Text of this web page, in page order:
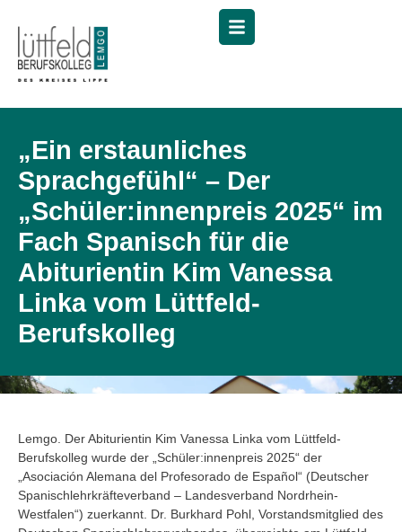
Menü
„Ein erstaunliches
Sprachgefühl“ – Der
„Schüler:innenpreis 2025“ im
Fach Spanisch für die
Abiturientin Kim Vanessa
Linka vom Lüttfeld-
Berufskolleg
Lemgo. Der Abiturientin Kim Vanessa Linka vom Lüttfeld-
Berufskolleg wurde der „Schüler:innenpreis 2025“ der
„Asociación Alemana del Profesorado de Español“ (Deutscher
Spanischlehrkräfteverband – Landesverband Nordrhein-
Westfalen“) zuerkannt. Dr. Burkhard Pohl, Vorstandsmitglied des